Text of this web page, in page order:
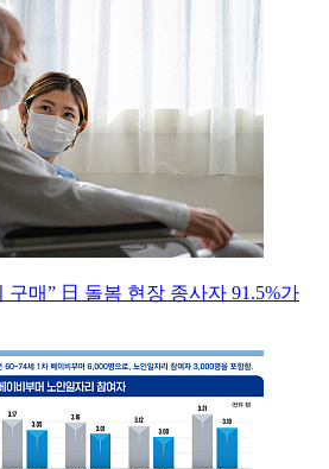
구매” 日 돌봄 현장 종사자 91.5%가